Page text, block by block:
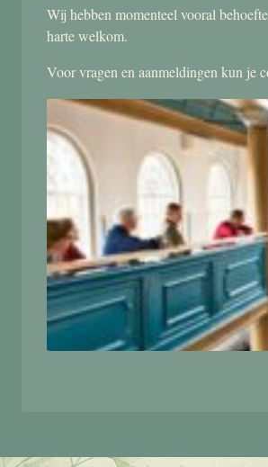
Wij hebben momenteel vooral
harte welkom.
Voor vragen en aanmeldingen kun je